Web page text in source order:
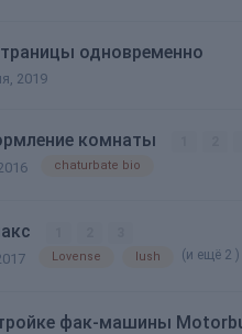
одновременно
2019
комнаты
chaturbate bio
Lovense lush (и ещё 2 )
фак-машины